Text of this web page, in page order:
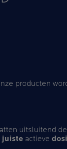
producten
uitsluitend de
juiste actieve